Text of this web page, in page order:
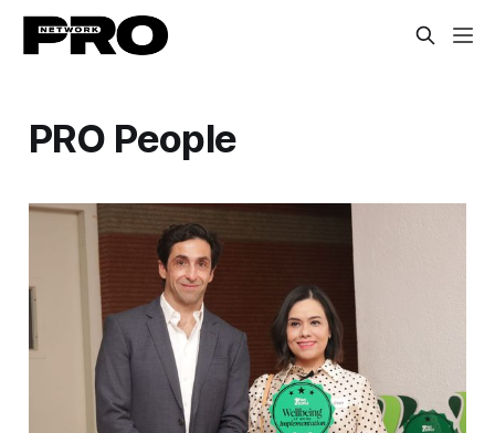
PRO People